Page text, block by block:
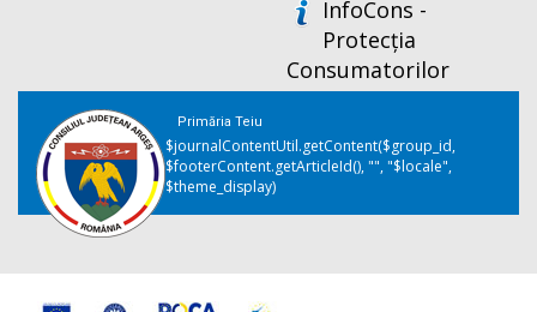
InfoCons -
Protecția
Consumatorilor
Primăria Teiu
$journalContentUtil.getContent($group_id,
$footerContent.getArticleId(), "", "$locale",
$theme_display)